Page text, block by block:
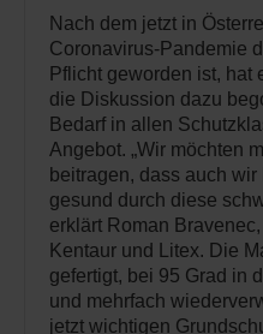
Nach dem jetzt in
Coronavirus-Pandemie
Pflicht geworden ist, hat
die Diskussion dazu
Bedarf in allen
Angebot. „Wir möchten
beitragen, dass auch
gesund durch diese
erklärt Roman
Kentaur und Litex. Die
gefertigt, bei 95 Grad in
und mehrfach
jetzt wichtigen